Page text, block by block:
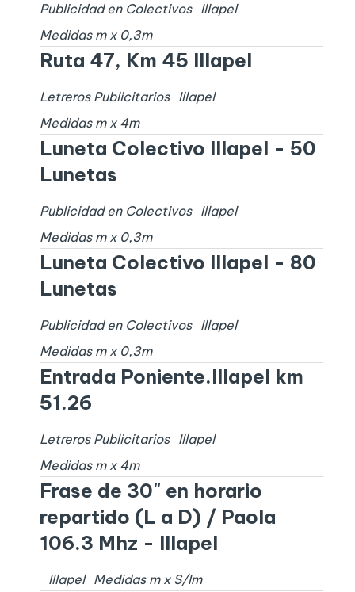
Publicidad en Colectivos
Illapel
Medidas m x 0,3m
Ruta 47, Km 45 Illapel
Letreros Publicitarios
Illapel
Medidas m x 4m
Luneta Colectivo Illapel - 50
Lunetas
Publicidad en Colectivos
Illapel
Medidas m x 0,3m
Luneta Colectivo Illapel - 80
Lunetas
Publicidad en Colectivos
Illapel
Medidas m x 0,3m
Entrada Poniente.Illapel km
51.26
Letreros Publicitarios
Illapel
Medidas m x 4m
Frase de 30" en horario
repartido (L a D) / Paola
106.3 Mhz - Illapel
Illapel Medidas m x S/Im